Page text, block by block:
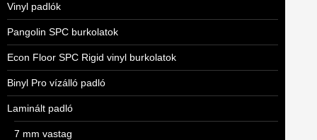
Vinyl padlók
Pangolin SPC burkolatok
Econ Floor SPC Rigid vinyl burkolatok
Binyl Pro vízálló padló
Laminált padló
7 mm vastag